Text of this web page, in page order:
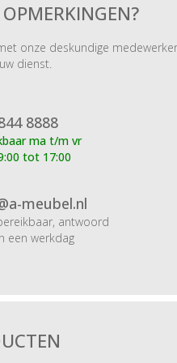
onze deskundige
dienst.
8888
ma t/m vr
tot 17:00
meubel.nl
antwoord
een werkdag